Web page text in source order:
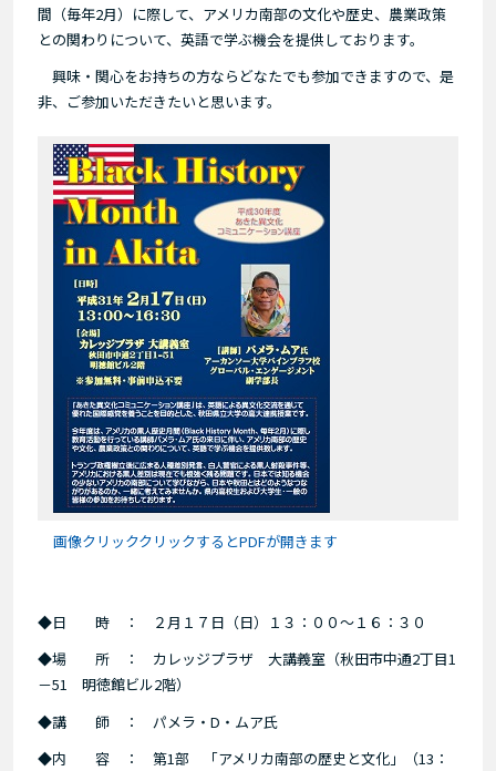
間（毎年2月）に際して、アメリカ南部の文化や歴史、農業政策
との関わりについて、英語で学ぶ機会を提供しております。
興味・関心をお持ちの方ならどなたでも参加できますので、是
非、ご参加いただきたいと思います。
画像クリッククリックするとPDFが開きます
◆日 時 ： ２月１７日（日）１３：００～１６：３０
◆場 所 ： カレッジプラザ 大講義室（秋田市中通2丁目1
－51 明徳館ビル2階）
◆講 師 ： パメラ・D・ムア氏
◆内 容 ： 第1部 「アメリカ南部の歴史と文化」（13：